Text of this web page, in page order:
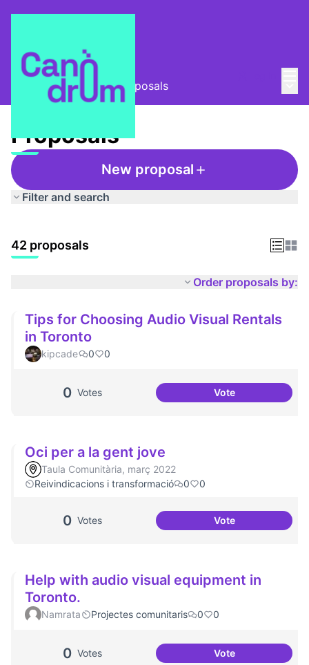
Taula Comunitària / Proposals
Proposals
New proposal
Filter and search
42 proposals
Order proposals by:
Tips for Choosing Audio Visual Rentals
in Toronto
kipcade 0 0
0 Votes VoteTips for
Oci per a la gent jove
Taula Comunitària, març 2022
Reivindicacions i transformació
0 0
0 Votes VoteOci per a la gent
Help with audio visual equipment in
Toronto.
Namrata Projectes comunitaris 0 0
0 Votes VoteHelp with audio